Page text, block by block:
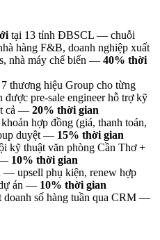
tại 13 tỉnh ĐBSCL — chuỗi
hàng F&B, doanh nghiệp xuất
nhà máy chế biến — 40% thời
thương hiệu Group cho từng
pre-sale engineer hỗ trợ kỹ
cả — 20% thời gian
hợp đồng (giá, thanh toán,
duyệt — 15% thời gian
kỹ thuật văn phòng Cần Thơ +
— 10% thời gian
— upsell phụ kiện, renew hợp
án — 10% thời gian
doanh số hàng tuần qua CRM —